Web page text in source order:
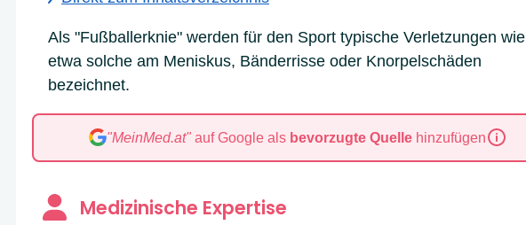
Als "Fußballerknie" werden für den Sport typische Verletzungen wie
etwa solche am Meniskus, Bänderrisse oder Knorpelschäden
bezeichnet.
"MeinMed.at"auf Google als bevorzugte Quellehinzufügen
Medizinische Expertise
A B C D